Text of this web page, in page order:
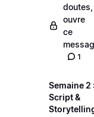
doutes,
ouvre
ce
1
Semaine 2
Script &